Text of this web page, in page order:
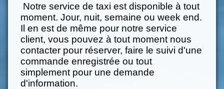
Notre service de taxi est disponible à tout
moment. Jour, nuit, semaine ou week end.
Il en est de même pour notre service
client, vous pouvez à tout moment nous
contacter pour réserver, faire le suivi d'une
commande enregistrée ou tout
simplement pour une demande
d'information.